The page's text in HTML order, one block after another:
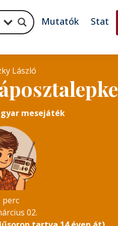
Mutatók Stat
László
mesejáték
perc
02.